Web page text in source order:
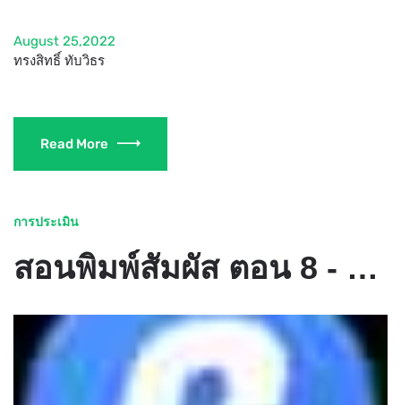
August 25,2022
ทรงสิทธิ์ ทับวิธร
Read More
การประเมิน
สอนพิมพ์สัมผัส ตอน 8 - GOTOKNOW